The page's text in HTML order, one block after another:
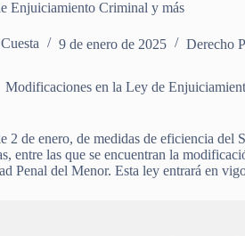
Enjuiciamiento Criminal y más
9 de enero de 2025 Derecho
Modificaciones en la Ley de
2 de enero, de medidas de eficiencia
entre las que se encuentran la
Penal del Menor. Esta ley entrará en